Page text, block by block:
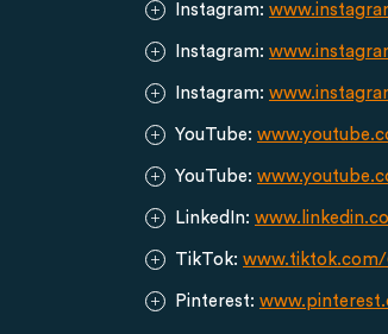
Instagram:
Instagram:
Instagram:
YouTube:
YouTube:
LinkedIn:
TikTok: www.tiktok.com/
Pinterest: